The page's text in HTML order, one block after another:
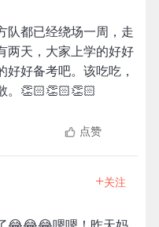
队都已经绕场一周，走
两天，大家上学的好好
好好备考吧。该吃吃，
。👏🏻👏🏻👏🏻
点赞
+关注